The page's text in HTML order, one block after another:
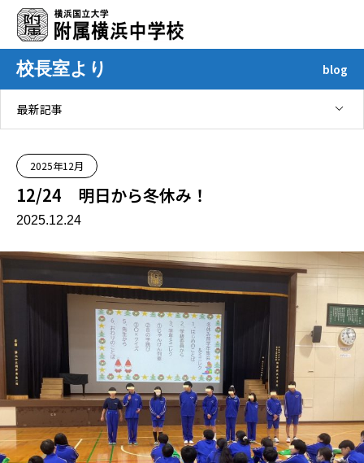
校長室より blog
最新記事
2025年12月
12/24 明日から冬休み！
2025.12.24